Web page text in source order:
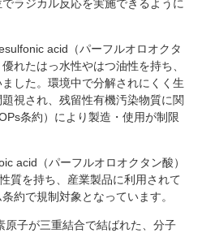
ラジカル反応を実施できるように
acid（パーフルオロオクタ
れたはっ水性やはつ油性を持ち、
した。環境中で分解されにくく生
視され、残留性有機汚染物質に関
条約）により製造・使用が制限
acid（パーフルオロオクタン酸）
質を持ち、産業製品に利用されて
約で規制対象となっています。
原子が三重結合で結ばれた、分子